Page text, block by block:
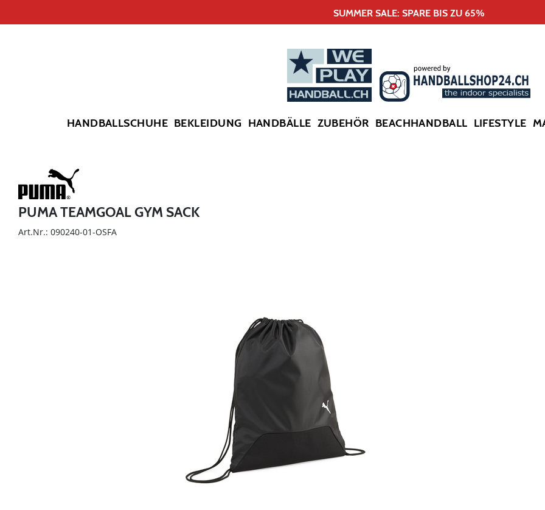
SUMMER SALE: SPARE BIS ZU 65%
HANDBALLSCHUHE BEKLEIDUNG HANDBÄLLE ZUBEHÖR BEACHHANDBALL LIFESTYLE
PUMA TEAMGOAL GYM SACK
Art.Nr.: 090240-01-OSFA